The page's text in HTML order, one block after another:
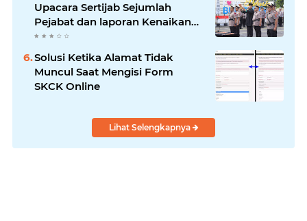
Upacara Sertijab Sejumlah
Pejabat dan laporan Kenaikan
Pangkat Pengabdian
Solusi Ketika Alamat Tidak
Muncul Saat Mengisi Form
SKCK Online
Lihat Selengkapnya